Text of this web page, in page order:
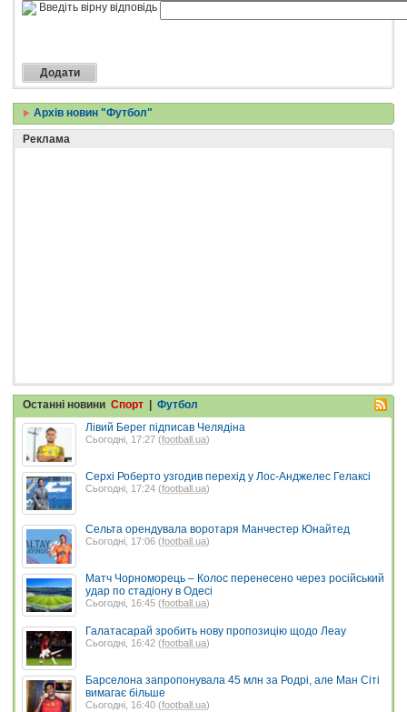
Введіть вірну відповідь
Архів новин "Футбол"
Реклама
Останні новини Спорт
Футбол
Лівий Берег підписав Челядіна
Сьогодні, 17:27 (football.ua)
Серхі Роберто узгодив перехід у Лос-Анджелес Гелаксі
Сьогодні, 17:24 (football.ua)
Сельта орендувала воротаря Манчестер Юнайтед
Сьогодні, 17:06 (football.ua)
Матч Чорноморець – Колос перенесено через російський
удар по стадіону в Одесі
Сьогодні, 16:45 (football.ua)
Галатасарай зробить нову пропозицію щодо Леау
Сьогодні, 16:42 (football.ua)
Барселона запропонувала 45 млн за Родрі, але Ман Сіті
вимагає більше
Сьогодні, 16:40 (football.ua)